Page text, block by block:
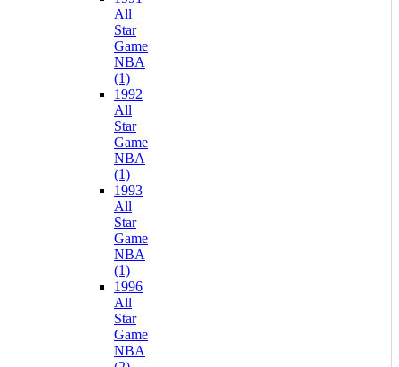
All
Star
Game
NBA
(1)
1992
All
Star
Game
NBA
(1)
1993
All
Star
Game
NBA
(1)
1996
All
Star
Game
NBA